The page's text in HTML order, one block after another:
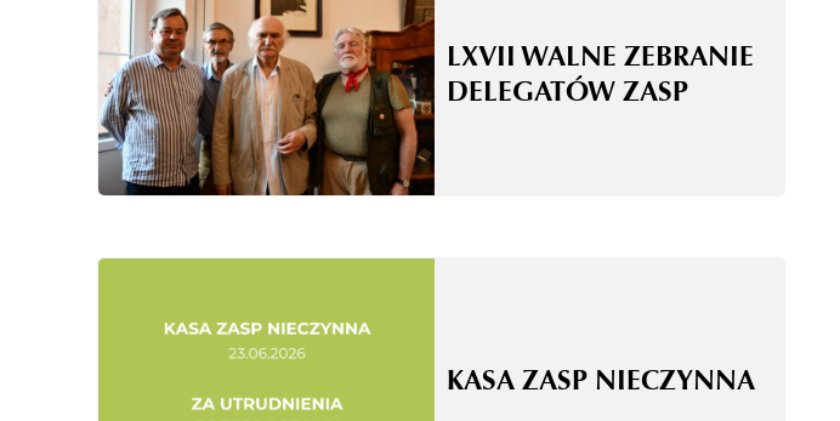
LXVII WALNE ZEBRANIE
DELEGATÓW ZASP
KASA ZASP NIECZYNNA